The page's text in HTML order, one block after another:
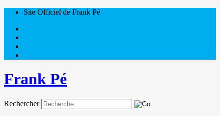
Site Officiel de Frank Pé
Frank Pé
Rechercher